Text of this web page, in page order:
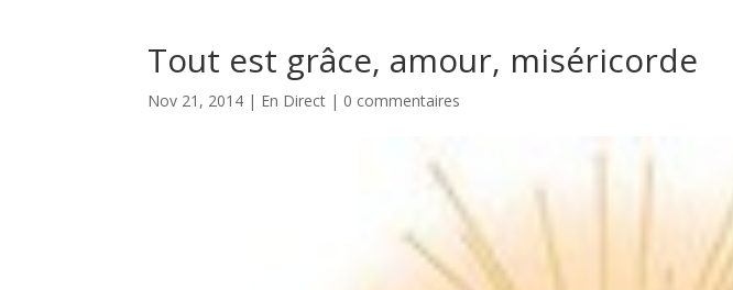
Tout est grâce, amour, miséricorde
Nov 21, 2014 | En Direct | 0 commentaires